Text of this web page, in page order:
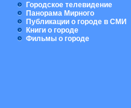
Городское телевидение
Панорама Мирного
Публикации о городе в СМИ
Книги о городе
Фильмы о городе